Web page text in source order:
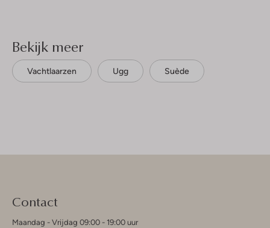
Bekijk meer
Vachtlaarzen Ugg Suède
Contact
Maandag - Vrijdag 09:00 - 19:00 uur